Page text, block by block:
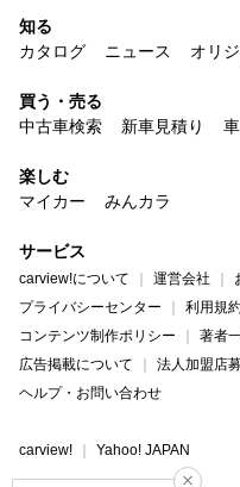
知る
カタログ
ニュース オリ
買う・売る
中古車検索
新車見積り
楽しむ
マイカー
みんカラ
サービス
carview!について 運営会社
プライバシーセンター
利用規
コンテンツ制作ポリシー
著者
広告掲載について
法人加盟店
ヘルプ・お問い合わせ
carview! Yahoo! JAPAN